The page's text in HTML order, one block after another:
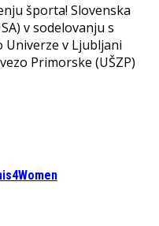
športa! Slovenska
v sodelovanju s
Univerze v Ljubljani
Primorske (UŠZP)